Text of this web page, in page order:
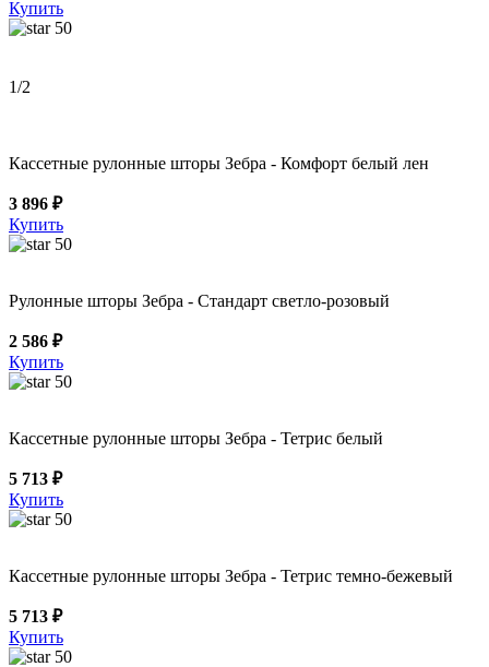
Купить
50
1/2
Кассетные рулонные шторы Зебра - Комфорт белый лен
3 896 ₽
Купить
50
Рулонные шторы Зебра - Стандарт светло-розовый
2 586 ₽
Купить
50
Кассетные рулонные шторы Зебра - Тетрис белый
5 713 ₽
Купить
50
Кассетные рулонные шторы Зебра - Тетрис темно-бежевый
5 713 ₽
Купить
50